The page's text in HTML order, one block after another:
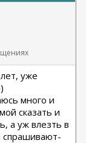
уже
много и
сказать и
а уж влезть в
спрашивают-